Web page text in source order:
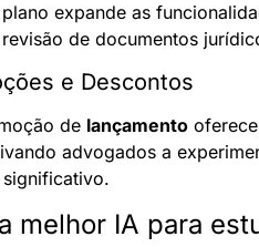
plano expande as
revisão de documentos
e Descontos
de lançamento oferece
advogados a
melhor IA para